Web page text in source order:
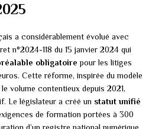
a considérablement évolué avec
n°2024-118 du 15 janvier 2024 qui
obligatoire pour les litiges
Cette réforme, inspirée du modèle
volume contentieux depuis 2021,
Le législateur a créé un statut unifié
de formation portées à 300